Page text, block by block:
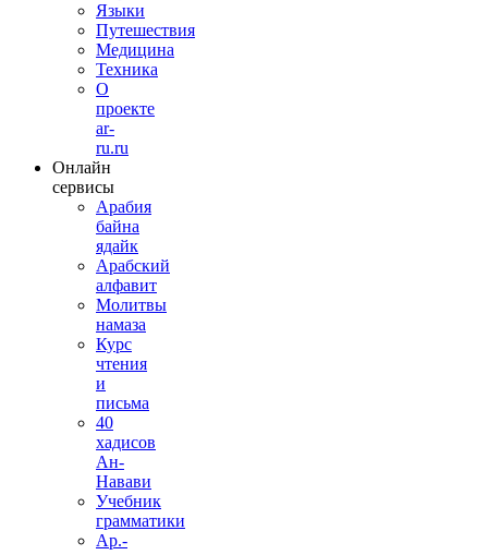
Языки
Путешествия
Медицина
Техника
О
проекте
ar-
ru.ru
Онлайн
сервисы
Арабия
байна
ядайк
Арабский
алфавит
Молитвы
намаза
Курс
чтения
и
письма
40
хадисов
Ан-
Навави
Учебник
грамматики
Ар.-